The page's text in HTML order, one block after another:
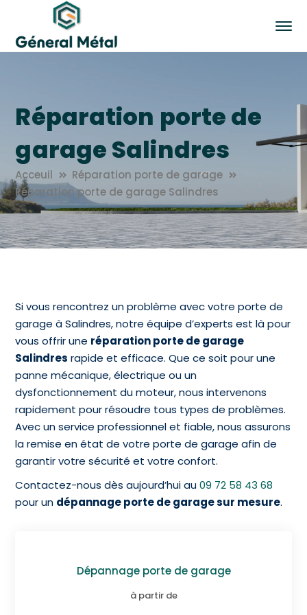
Réparation porte de
garage Salindres
Acceuil
Réparation porte de garage
Réparation porte de garage Salindres
Si vous rencontrez un problème avec votre porte de
garage à Salindres, notre équipe d’experts est là pour
vous offrir une réparation porte de garage
Salindres rapide et efficace. Que ce soit pour une
panne mécanique, électrique ou un
dysfonctionnement du moteur, nous intervenons
rapidement pour résoudre tous types de problèmes.
Avec un service professionnel et fiable, nous assurons
la remise en état de votre porte de garage afin de
garantir votre sécurité et votre confort.
Contactez-nous dès aujourd’hui au09 72 58 43 68
pour un dépannage porte de garage sur mesure.
Dépannage porte de garage
à partir de